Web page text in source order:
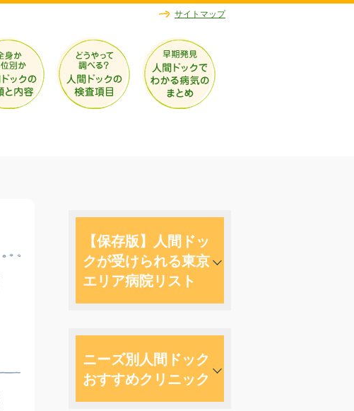
サイトマップ
【保存版】人間ドッ
クが受けられる東京
エリア病院リスト
ニーズ別人間ドック
おすすめクリニック